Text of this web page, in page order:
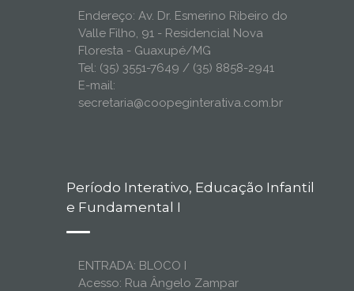
Endereço: Av. Dr. Esmerino Ribeiro do
Valle Filho, 91 - Residencial Nova
Floresta - Guaxupé/MG
Tel: (35) 3551-7649 / (35) 8858-2941
E-mail:
secretaria@coopeginterativa.com.br
Período Interativo, Educação Infantil
e Fundamental I
ENTRADA: BLOCO I
Acesso: Rua Ângelo Zampar